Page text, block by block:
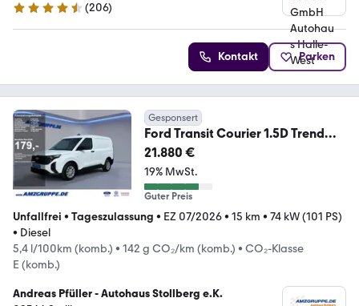
4.3 Sterne
(206)
Kontakt Parken
Gesponsert
Ford Transit Courier 1.5D Trend
5J.*Gar+Klimaauto+PDC
21.880 €
19% MwSt.
Guter Preis
Unfallfrei • Tageszulassung • EZ 07/2026• 15 km • 74 kW (101 PS)
• Diesel
5,4 l/100km (komb.) • 142 g CO₂/km (komb.) • CO₂-Klasse
E (komb.)
Andreas Pfüller - Autohaus Stollberg e.K.